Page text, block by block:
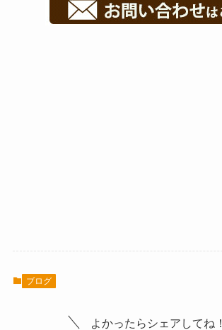
ブログ
よかったらシェアしてね！